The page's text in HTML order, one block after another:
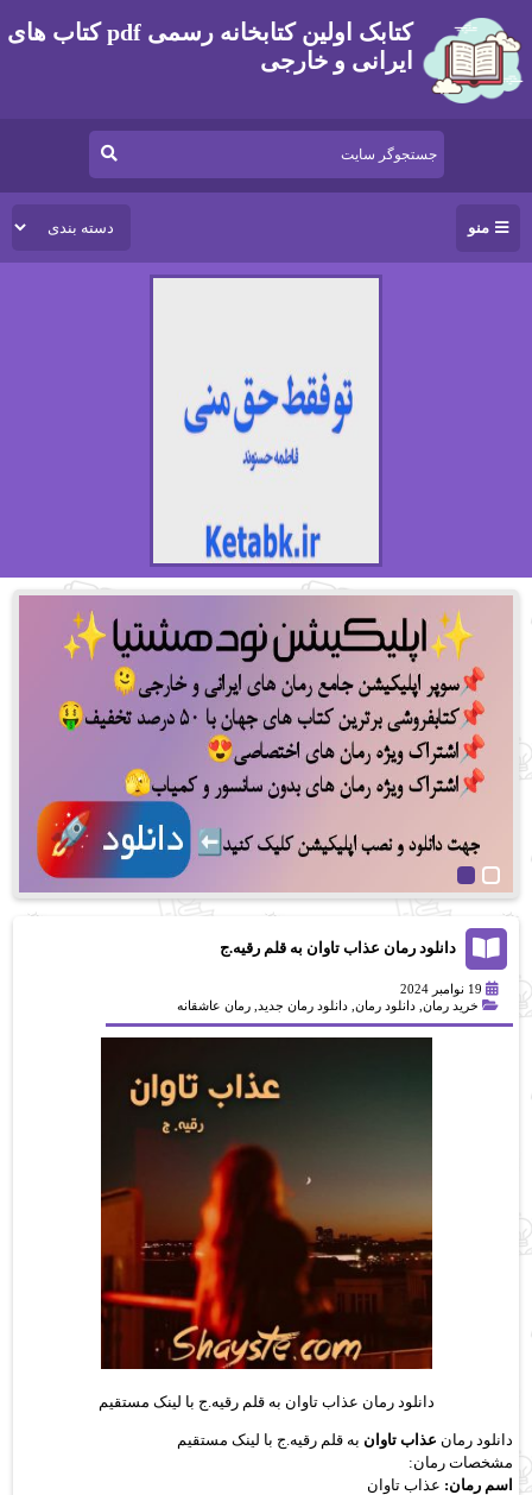
کتابک اولین کتابخانه رسمی pdf کتاب های
ایرانی و خارجی
منو
دانلود رمان عذاب تاوان به قلم رقیه.ج
19 نوامبر 2024
خرید رمان, دانلود رمان, دانلود رمان جدید رمان عاشقانه
دانلود رمان عذاب تاوان به قلم رقیه.ج با لینک مستقیم
دانلود رمان عذاب تاوان به قلم رقیه.ج با لینک مستقیم
مشخصات رمان:
اسم رمان: عذاب تاوان